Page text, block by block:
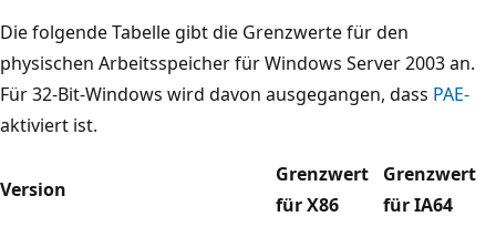
Die folgende Tabelle gibt die Grenzwerte für den
physischen Arbeitsspeicher für Windows Server 2003 an.
Für 32-Bit-Windows wird davon ausgegangen, dass PAE-
aktiviert ist.
Version
Grenzwert
für X86
Grenzwert
für IA64